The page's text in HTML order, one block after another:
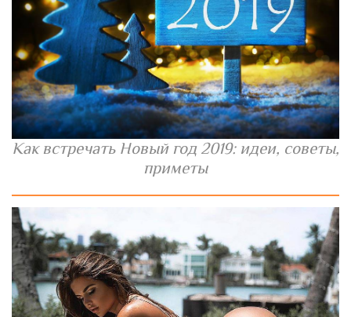
Как встречать Новый год 2019: идеи, советы,
приметы